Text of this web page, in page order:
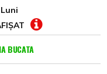
BUCATA